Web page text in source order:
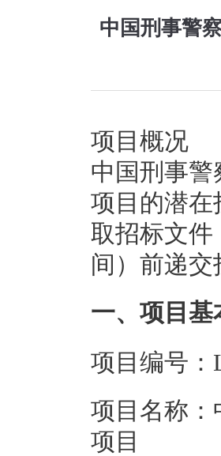
中国刑事警
项目概况
中国刑事
项目的潜在
取招标文件
间）前递交
一、项目基
项目编号：
项目名称：
项目